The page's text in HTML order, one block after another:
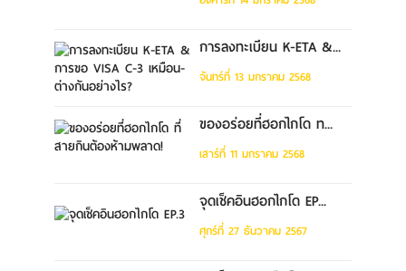
การลงทะเบียน K-ETA &...
จันทร์ที่ 13 มกราคม 2568
ของอร่อยที่ฮอกไกโด ท...
เสาร์ที่ 11 มกราคม 2568
จุดเช็คอินฮอกไกโด EP...
ศุกร์ที่ 27 ธันวาคม 2567